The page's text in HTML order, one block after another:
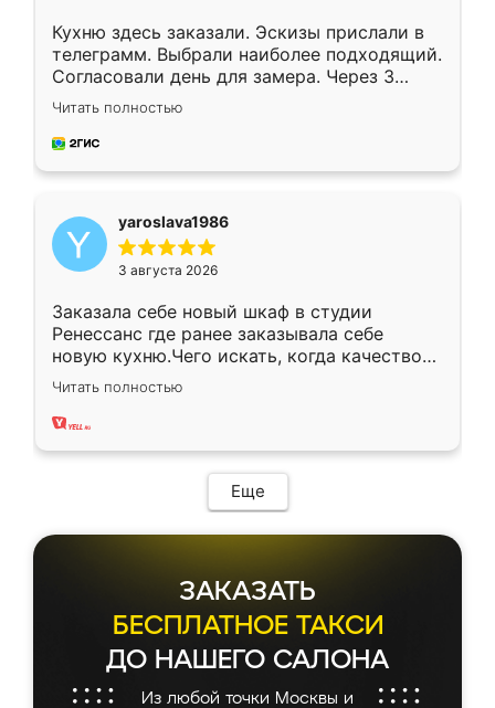
Кухню здесь заказали. Эскизы прислали в
телеграмм. Выбрали наиболее подходящий.
Согласовали день для замера. Через 3
недели кухня была уже готова. Остались
довольны работой. Спасибо Ренессанс
мебель за качественную работу!
Читать полностью
yaroslava1986
3 августа 2026
Заказала себе новый шкаф в студии
Ренессанс где ранее заказывала себе
новую кухню.Чего искать, когда качеством
вполне довольна. Служит кухня уже почти
два года, нареканий нет.
Читать полностью
Еще
ЗАКАЗАТЬ
БЕСПЛАТНОЕ ТАКСИ
ДО НАШЕГО САЛОНА
Из любой точки Москвы и